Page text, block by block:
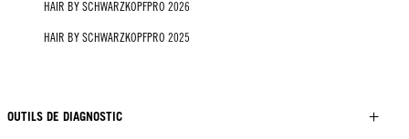
HAIR BY SCHWARZKOPFPRO 2026
HAIR BY SCHWARZKOPFPRO 2025
OUTILS DE DIAGNOSTIC